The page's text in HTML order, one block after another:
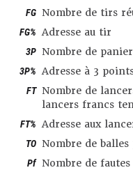
FG Nombre de tirs
FG% Adresse au tir
3P Nombre de
3P% Adresse à 3
FT Nombre de
lancers francs
FT% Adresse aux
TO Nombre de balles
Pf Nombre de